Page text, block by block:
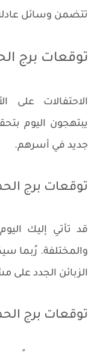
تتضمن وسائل
توقعات برج
الاحتفالات على
يبتهجون اليوم
جديد في أسرهم.
توقعات برج
قد تأتي إليك
والمختلفة. رُبما
الزبائن الجدد
توقعات برج